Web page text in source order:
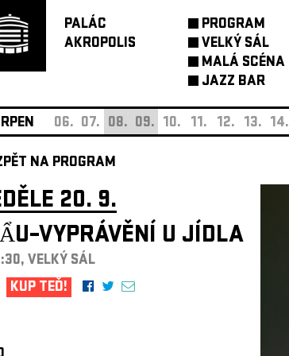
PALÁC
AKROPOLIS
PROGRAM
VELKÝ SÁL
MALÁ SCÉNA
JAZZ BAR
06. 07. 08. 09. 10. 11. 12. 13. 14.
NA PROGRAM
20. 9.
U JÍDLA
VELKÝ SÁL
KUP TEĎ!